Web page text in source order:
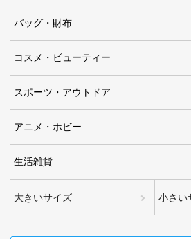
バッグ・財布
コスメ・ビューティー
スポーツ・アウトドア
アニメ・ホビー
生活雑貨
大きいサイズ 小さい